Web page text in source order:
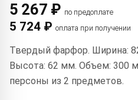
5 267 ₽ по предоплате
5 724 ₽ оплата при получении
Твердый фарфор. Ширина:
Высота: 62 мм. Объем: 300
персоны из 2 предметов.